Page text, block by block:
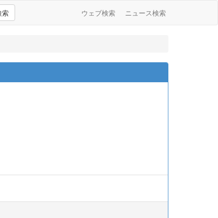
索 ウェブ検索 ニュース検索